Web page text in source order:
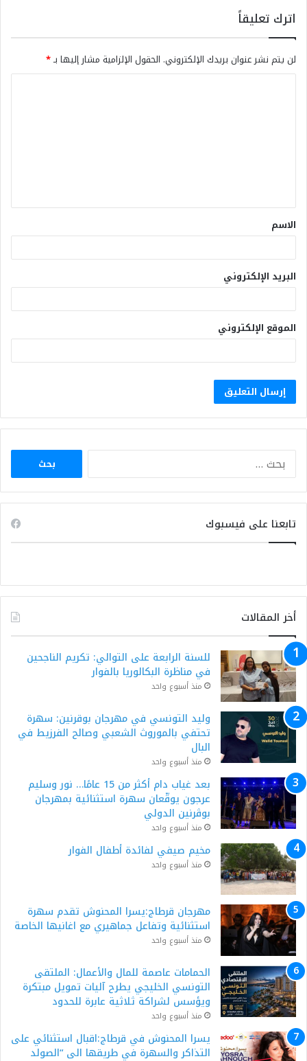
اترك تعليقاً
لن يتم نشر عنوان بريدك الإلكتروني. الحقول الإلزامية مشار إليها بـ*
الاسم
البريد الإلكتروني
الموقع الإلكتروني
البحث
تابعنا على فيسبوك
أخر المقالات
للسنة الرابعة على التوالي: تكريم الناجحين
في مناظرة البكالوريا بالفوار
منذ أسبوع واحد
وليد التونسي في مهرجان بوقرنين: سهرة
تحتفي بالموروث الشعبي وصالح الفرزيط في
البال
منذ أسبوع واحد
بعد غياب دام أكثر من 15 عامًا… نور وسليم
عرجون يوقّعان سهرة استثنائية بمهرجان
بوڨرنين الدولي
منذ أسبوع واحد
مخيم صيفي لفائدة أطفال الفوار
منذ أسبوع واحد
مهرجان قرطاج:يسرا المحنوش تقدم سهرة
استثنائية وتفاعل جماهيري مع اغانيها الخاصة
منذ أسبوع واحد
الحمامات عاصمة للمال والأعمال: الملتقى
التونسي الخليجي يطرح آليات تمويل مبتكرة
ويؤسس لشراكة ثلاثية عابرة للحدود
منذ أسبوع واحد
يسرا المحنوش في قرطاج:اقبال استثنائي على
التذاكر والسهرة في طريقها الى “الصولد